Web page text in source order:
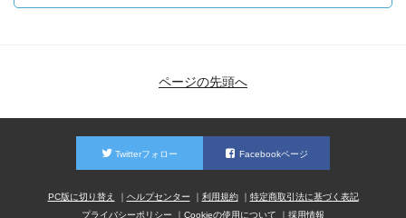
ページの先頭へ
Twitterフォロー Facebookページ
PC版に切り替え ヘルプセンター 利用規約
特定商取引法に基づく表記
プライバシーポリシー
Cookieの使用について 採用情報